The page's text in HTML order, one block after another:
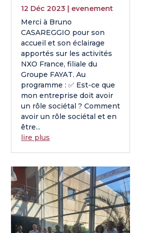
12 Déc 2023 | evenement
Merci à Bruno
CASAREGGIO pour son
accueil et son éclairage
apportés sur les activités
NXO France, filiale du
Groupe FAYAT. Au
programme : ✅ Est-ce que
mon entreprise doit avoir
un rôle sociétal ? Comment
avoir un rôle sociétal et en
être...
lire plus